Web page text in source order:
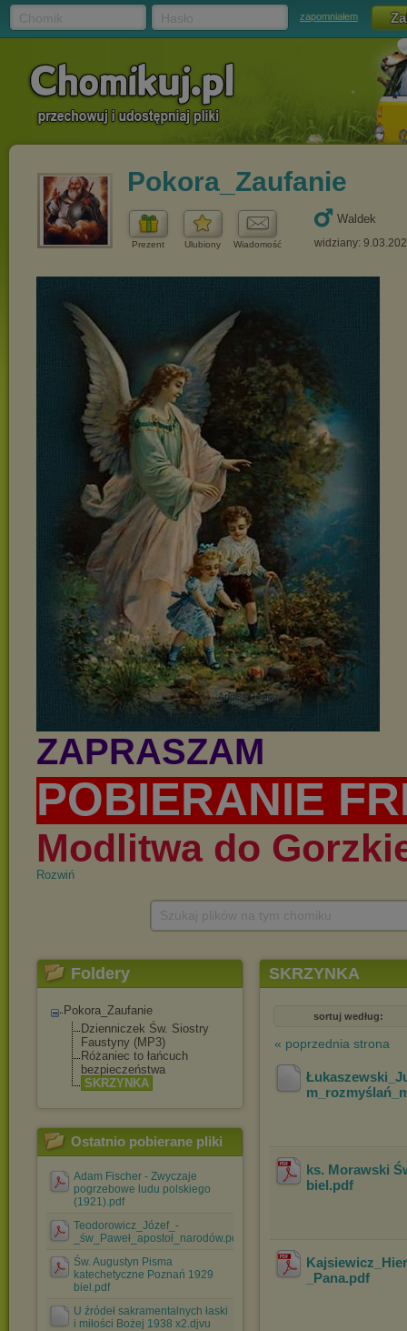
zapomniałem
Pokora_Zaufanie
Prezent Ulubiony Wiadomość
Waldek
widziany:
Rozwiń
Foldery
Pokora_Zaufanie
Dzienniczek Św. Siostry
Faustyny (MP3)
Różaniec to łańcuch
bezpieczeństwa
SKRZYNKA
Ostatnio pobierane pliki
Adam Fischer - Zwyczaje
pogrzebowe ludu polskiego
(1921).pdf
Teodorowicz_Józef_-
_św_Paweł_apostoł_narodów.pdf
Św. Augustyn Pisma
katechetyczne Poznań 1929
biel.pdf
U źródeł sakramentalnych łaski
i miłości Bożej 1938 x2.djvu
SKRZYNKA
sortuj według:
« poprzednia strona
ks. Morawski
biel .pdf
_Pana.pdf